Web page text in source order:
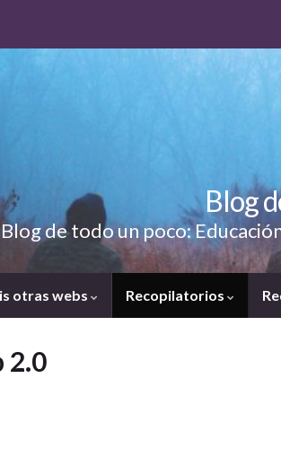
Blog
de todo un poco:
otras webs Recopilatorios
2.0